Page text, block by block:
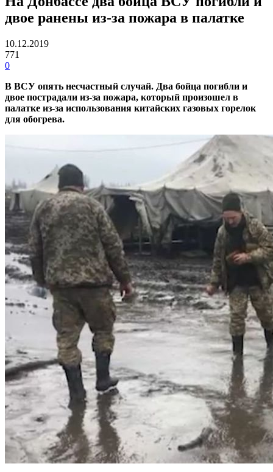
двое ранены из-за пожара в палатке
10.12.2019
771
0
В ВСУ опять несчастный случай. Два бойца погибли и
двое пострадали из-за пожара, который произошел в
палатке из-за использования китайских газовых горелок
для обогрева.